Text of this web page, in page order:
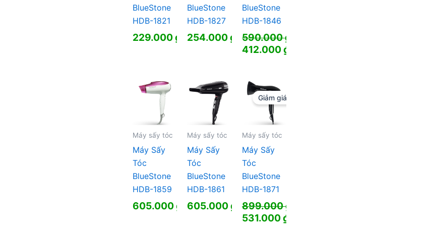
BlueStone
HDB-1821
229.000₫
BlueStone
HDB-1827
254.000₫
BlueStone
HDB-1846
590.000₫
Giá
590.000 ₫.
412.000₫
tại
là:
412.000 ₫.
Máy sấy tóc
Máy Sấy
Tóc
BlueStone
HDB-1859
605.000₫
Máy sấy tóc
Máy Sấy
Tóc
BlueStone
HDB-1861
605.000₫
Giảm giá!
Máy sấy tóc
Máy Sấy
Tóc
BlueStone
HDB-1871
899.000₫
Giá
531.000₫